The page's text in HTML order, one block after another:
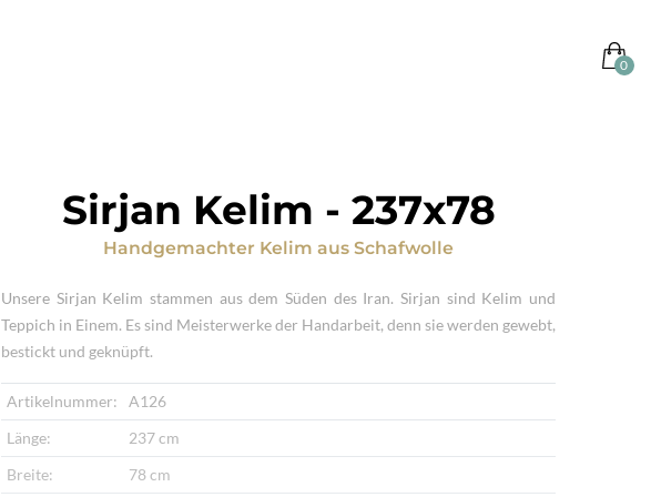
Sirjan Kelim - 237x78
Handgemachter Kelim aus Schafwolle
Unsere Sirjan Kelim stammen aus dem Süden des Iran. Sirjan sind Kelim und
Teppich in Einem. Es sind Meisterwerke der Handarbeit, denn sie werden gewebt,
bestickt und geknüpft.
Artikelnummer:
A126
Länge:
237 cm
Breite:
78 cm